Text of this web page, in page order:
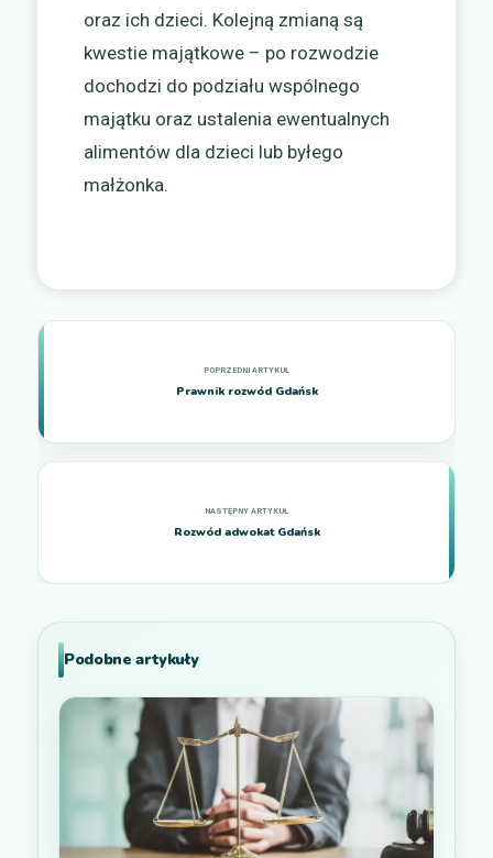
oraz ich dzieci. Kolejną zmianą są
kwestie majątkowe – po rozwodzie
dochodzi do podziału wspólnego
majątku oraz ustalenia ewentualnych
alimentów dla dzieci lub byłego
małżonka.
Prawnik rozwód Gdańsk
Rozwód adwokat Gdańsk
Podobne artykuły